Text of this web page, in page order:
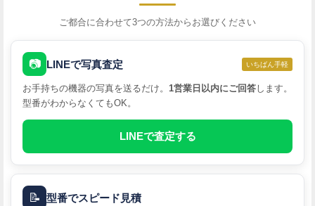
ご都合に合わせて3つの方法からお選びください
📷 LINEで写真査定 いちばん手軽
お手持ちの機器の写真を送るだけ。 1営業日以内にご回答 します。
型番がわからなくてもOK。
LINEで査定する
📝 型番でスピード見積